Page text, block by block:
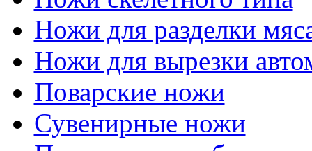
Ножи для разделки
Ножи для вырезки
Поварские ножи
Сувенирные ножи